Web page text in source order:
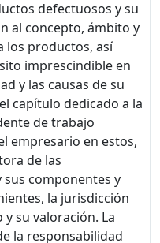
defectuosos y su
al concepto, ámbito y
los productos, así
imprescindible en
y las causas de su
capítulo dedicado a la
de trabajo
empresario en estos,
de las
componentes y
la jurisdicción
su valoración. La
la responsabilidad